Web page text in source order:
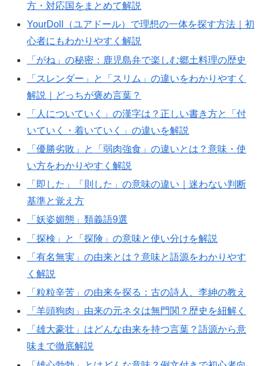
方・対応国をまとめて解説
YourDoll（ユアドール）で理想の一体を探す方法｜初
心者にもわかりやすく解説
「がね」の秘密：鹿児島弁で楽しむ郷土料理の歴史
「スレンダー」と「スリム」の違いをわかりやすく
解説｜どっちが褒め言葉？
「人についていく」の漢字は？正しい書き方と「付
いていく・着いていく」の違いを解説
「優勝劣敗」と「弱肉強食」の違いとは？意味・使
い方をわかりやすく解説
「即した」「則した」の意味の違い｜迷わない判断
基準と覚え方
「妖姿媚態」類義語9選
「探検」と「探険」の意味と使い分けを解説
「有名無実」の由来とは？意味と語源をわかりやす
く解説
「粒粒辛苦」の由来を探る：古の詩人、李紳の教え
「羊頭狗肉」由来の元ネタは無門関？歴史を紐解く
「雄大豪壮」はどんな由来を持つ言葉？語源から意
味まで徹底解説